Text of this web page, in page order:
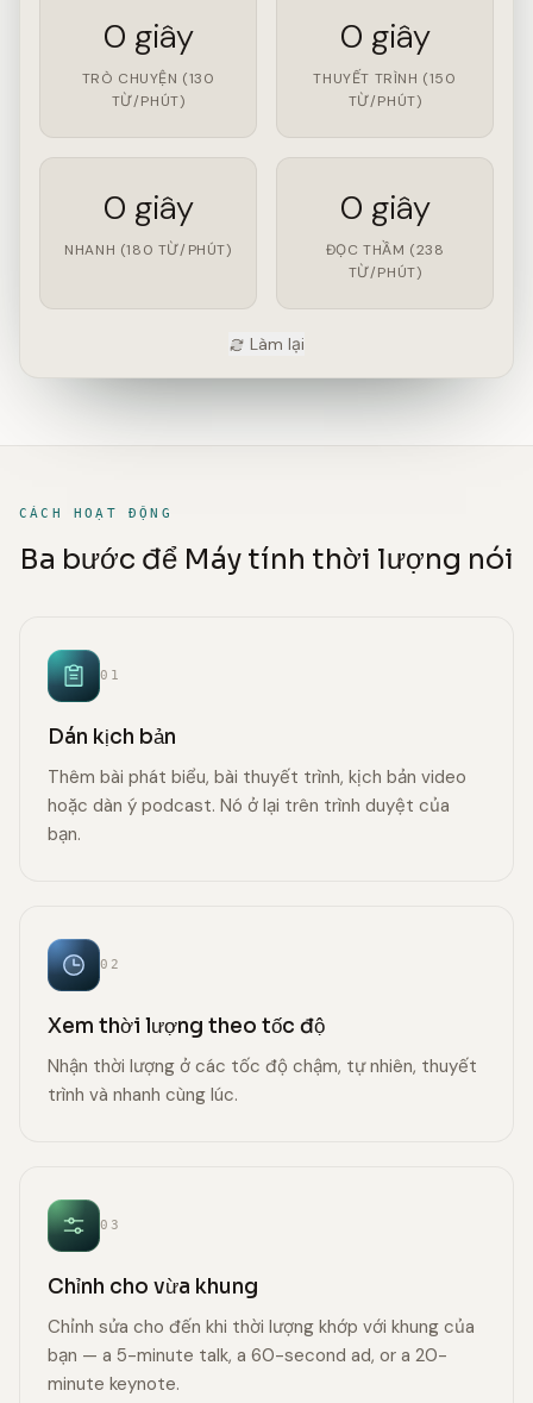
0 giây
TRÒ CHUYỆN (130
TỪ/PHÚT)
0 giây
THUYẾT TRÌNH (150
TỪ/PHÚT)
0 giây
NHANH (180 TỪ/PHÚT)
0 giây
ĐỌC THẦM (238
TỪ/PHÚT)
Làm lại
CÁCH HOẠT ĐỘNG
Ba bước để Máy tính thời lượng nói
01
Dán kịch bản
Thêm bài phát biểu, bài thuyết trình, kịch bản video
hoặc dàn ý podcast. Nó ở lại trên trình duyệt của
bạn.
02
Xem thời lượng theo tốc độ
Nhận thời lượng ở các tốc độ chậm, tự nhiên, thuyết
trình và nhanh cùng lúc.
03
Chỉnh cho vừa khung
Chỉnh sửa cho đến khi thời lượng khớp với khung của
bạn — a 5-minute talk, a 60-second ad, or a 20-
minute keynote.